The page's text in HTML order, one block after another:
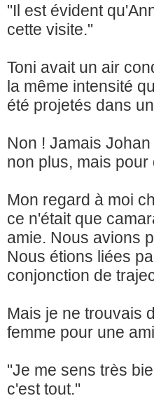
"Il est évident
cette visite."
Toni avait un air
la même intensité
été projetés dans
Non ! Jamais
non plus, mais
Mon regard à moi
ce n'était que
amie. Nous avions
Nous étions liées
conjonction de
Mais je ne trouvais
femme pour une
"Je me sens très
c'est tout."